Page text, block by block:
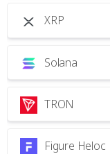
XRP
Solana
TRON
Figure Heloc